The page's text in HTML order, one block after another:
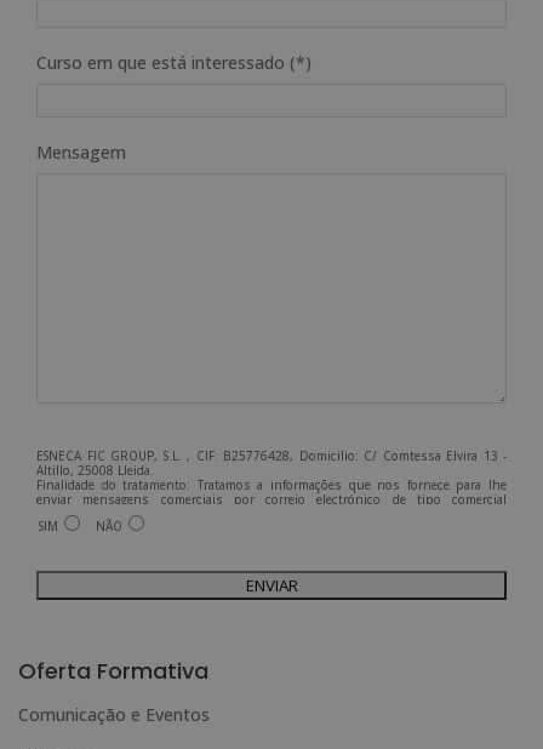
Curso em que está interessado (*)
Mensagem
ESNECA FIC GROUP, S.L. , CIF: B25776428, Domicilio: C/ Comtessa Elvira 13 -
Altillo, 25008 Lleida.
Finalidade do tratamento: Tratamos a informações que nos fornece para lhe
enviar mensagens comerciais por correio electrónico de tipo comercial
relacionadas com os produtos oferecidos e outros produtos que possam ser do
seu interesse.
contactando-nos para o endereço admin@grupoesneca.com.
Para mais informações, consulte a nossa Política de Privacidade.
Deseja receber informação comercial (por telefone e/ou correio electrónico):
SIM NÃO
e
Oferta Formativa
Comunicação e Eventos